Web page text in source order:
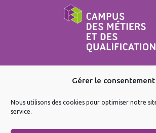
Gérer le consentement
Nous utilisons des cookies pour optimiser notre
service.